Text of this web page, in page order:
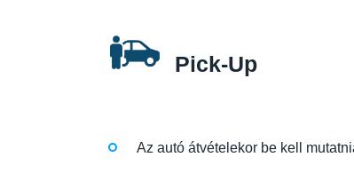
Pick-Up
Az autó átvételekor be kell